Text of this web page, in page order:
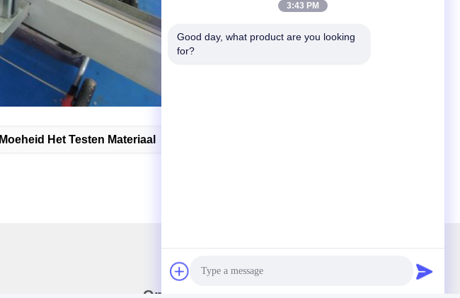
Moeheid Het Testen Materiaal
3:43 PM
Good day, what product are you looking
for?